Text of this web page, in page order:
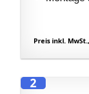
Preis inkl.
2